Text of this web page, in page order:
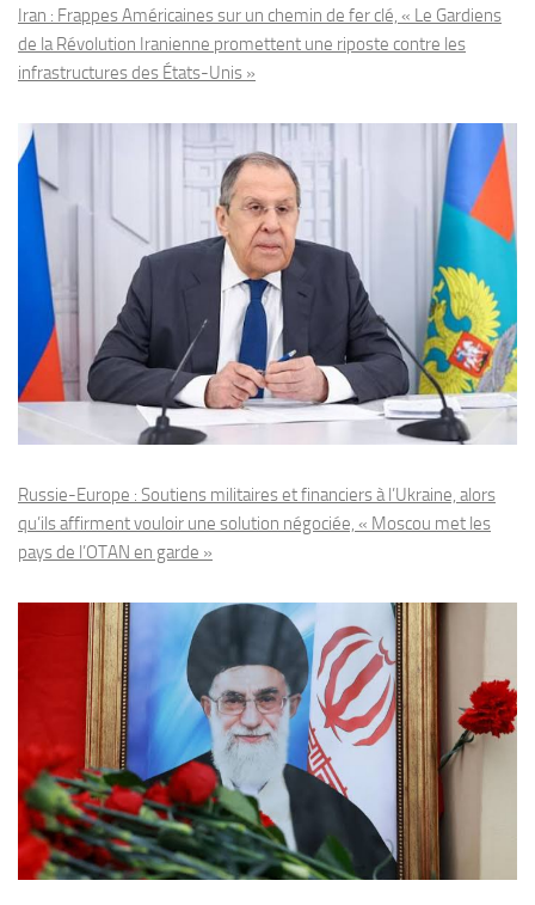
Iran : Frappes Américaines sur un chemin de fer clé, « Le Gardiens
de la Révolution Iranienne promettent une riposte contre les
infrastructures des États-Unis »
Russie-Europe : Soutiens militaires et financiers à l’Ukraine, alors
qu’ils affirment vouloir une solution négociée, « Moscou met les
pays de l’OTAN en garde »